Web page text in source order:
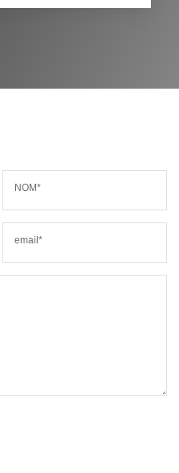
NOM*
email*